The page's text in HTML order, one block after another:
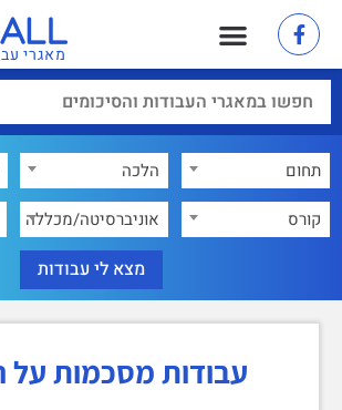
מאגרי
תחום הלכה
קורס אוניברסיטה/מכללה
עבודות מסכמות על